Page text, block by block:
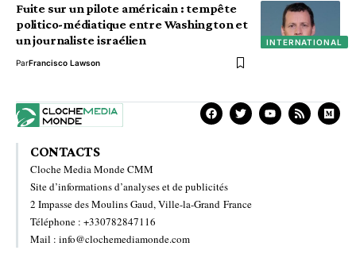
INTERNATIONAL
Fuite sur un pilote américain : tempête
politico-médiatique entre Washington et
un journaliste israélien
ParFrancisco Lawson
CONTACTS
Cloche Media Monde CMM
Site d’informations d’analyses et de publicités
2 Impasse des Moulins Gaud, Ville-la-Grand France
Téléphone : +330782847116
Mail : info@clochemediamonde.com